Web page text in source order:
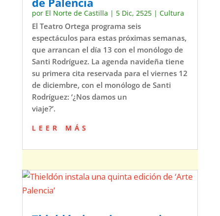
por El Norte de Castilla | 5 Dic, 2525| Cultura
El Teatro Ortega programa seis
espectáculos para estas próximas semanas,
que arrancan el día 13 con el monólogo de
Santi Rodríguez. La agenda navideña tiene
su primera cita reservada para el viernes 12
de diciembre, con el monólogo de Santi
Rodríguez: ‘¿Nos damos un
viaje?’.
leer más